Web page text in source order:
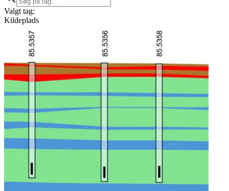
Valgt tag:
Kildeplads